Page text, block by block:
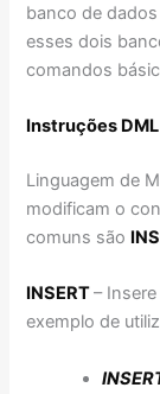
banco de
esses dois
comandos
Instruções
Linguagem de
modificam o
comuns são
INSERT–
exemplo de